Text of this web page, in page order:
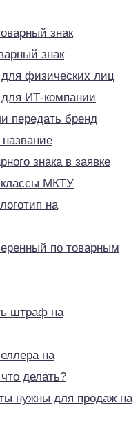
знак
знак
физических лиц
ИТ-компании
передать бренд
знака в заявке
классы МКТУ
на
по товарным
штраф на
на
делать?
нужны для продаж на